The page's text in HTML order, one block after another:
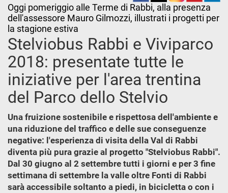
Oggi pomeriggio alle Terme di Rabbi, alla presenza
dell'assessore Mauro Gilmozzi, illustrati i progetti per
la stagione estiva
Stelviobus Rabbi e Viviparco
2018: presentate tutte le
iniziative per l'area trentina
del Parco dello Stelvio
Una fruizione sostenibile e rispettosa dell'ambiente e
una riduzione del traffico e delle sue conseguenze
negative: l'esperienza di visita della Val di Rabbi
diventa più pura grazie al progetto "Stelviobus Rabbi".
Dal 30 giugno al 2 settembre tutti i giorni e per 3 fine
settimana di settembre la valle oltre Fonti di Rabbi
sarà accessibile soltanto a piedi, in bicicletta o con i